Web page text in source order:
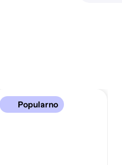
Popularno